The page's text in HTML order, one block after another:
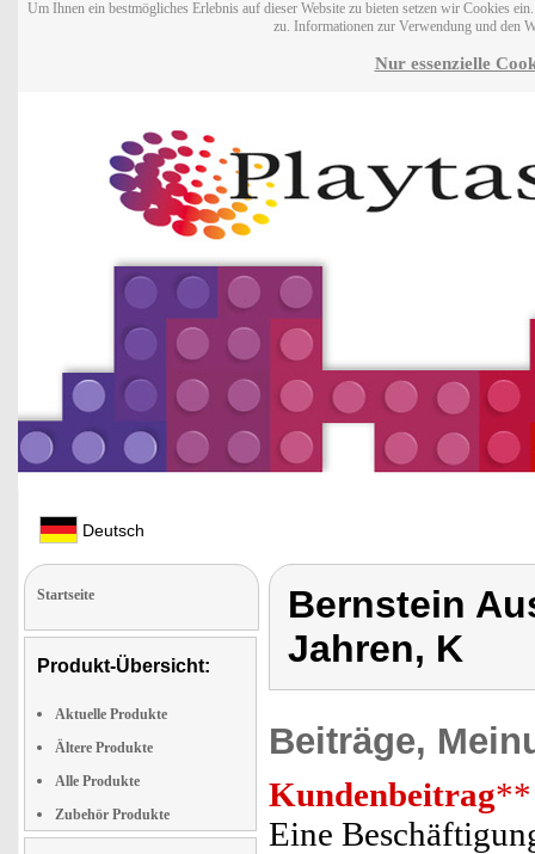
Um Ihnen ein bestmögliches Erlebnis auf dieser Website zu bieten setzen wir Cookies
zu. Informationen zur Verwendung und den
Nur essenzielle
Deutsch
Startseite
Produkt-Übersicht:
Aktuelle Produkte
Ältere Produkte
Alle Produkte
Zubehör Produkte
Bernstein
Jahren, K
Beiträge,
Kundenbeitrag**
Eine